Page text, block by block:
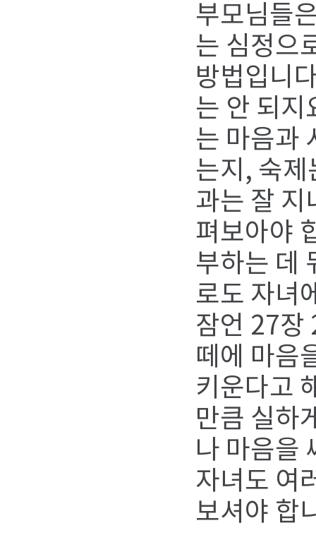
부모님들
는 심정으
방법입니
는 안 되지
는 마음과
는지, 숙
과는 잘 지
펴보아야
부하는 데
로도 자녀
잠언 27장
떼에 마음
키운다고
만큼 실하
나 마음을
자녀도 여
보셔야 합